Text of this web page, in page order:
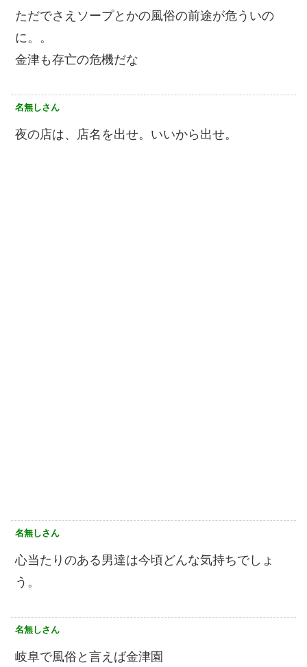
ただでさえソープとかの風俗の前途が危ういの
に。。
金津も存亡の危機だな
名無しさん
夜の店は、店名を出せ。いいから出せ。
名無しさん
心当たりのある男達は今頃どんな気持ちでしょ
う。
名無しさん
岐阜で風俗と言えば金津園